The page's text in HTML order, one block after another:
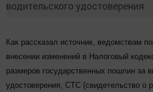
Как рассказал источник, ведомствам
внесении изменений в Налоговый
размеров государственных пошлин за
удостоверения, СТС (свидетельство о